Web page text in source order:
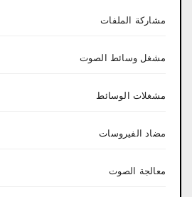
مشاركة الملفات
مشغل وسائط الصوت
مشغلات الوسائط
مضاد الفيروسات
معالجة الصوت